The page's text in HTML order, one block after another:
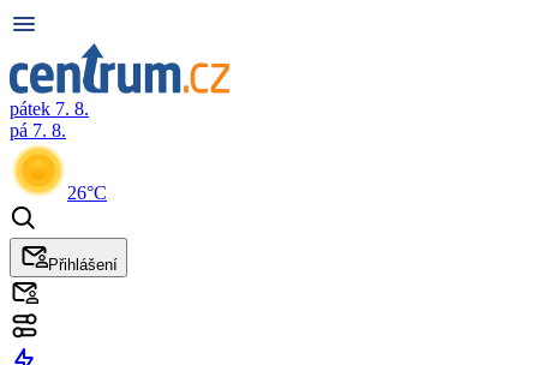
pátek 7. 8.
pá 7. 8.
26°C
Přihlášení